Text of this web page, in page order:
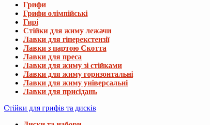
Грифи
Грифи олімпійські
Гирі
Стійки для жиму лежачи
Лавки для гіперекстензії
Лавки з партою Скотта
Лавки для преса
Лавки для жиму зі стійками
Лавки для жиму горизонтальні
Лавки для жиму універсальні
Лавки для присідань
Стійки для грифів та дисків